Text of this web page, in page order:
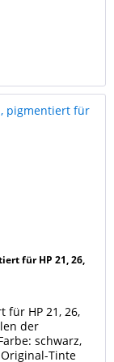
für HP 21, 26,
für HP 21, 26,
der
schwarz,
Tinte